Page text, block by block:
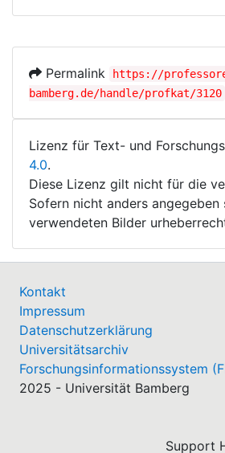
Permalink
https://
bamberg.de/handle/profkat/3120
Lizenz für Text- und
4.0.
Diese Lizenz gilt nicht für die
Sofern nicht anders angegeben
verwendeten Bilder
Kontakt
Impressum
Datenschutzerklärung
Universitätsarchiv
Forschungsinformationssystem
2025 - Universität Bamberg
Support